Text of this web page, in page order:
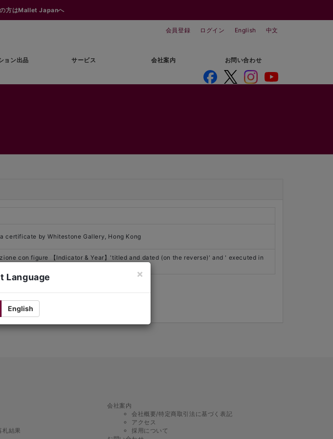
の方はMallet Japanへ
会員登録 ログイン English 中文
ョン出品 サービス 会社案内 お問い合わせ
certificate by Whitestone Gallery, Hong Kong
con figure 【Indicator & Year】'titled and dated (on the reverse)' and ' executed in
Report List" via MyPage after
札結果
会社案内
会社概要/特定商取引法に基づく表記
アクセス
採用について
Language ×
English